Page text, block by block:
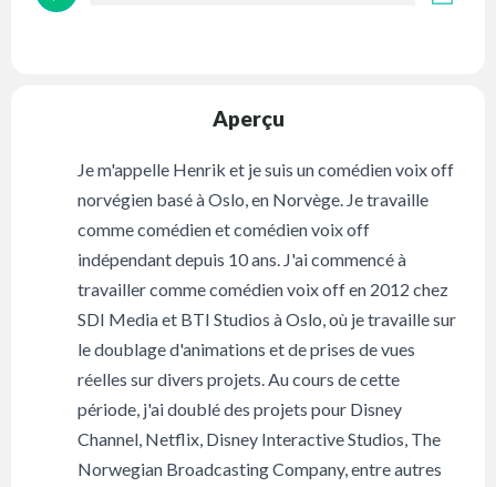
Aperçu
Je m'appelle Henrik et je suis un comédien voix off
norvégien basé à Oslo, en Norvège. Je travaille
comme comédien et comédien voix off
indépendant depuis 10 ans. J'ai commencé à
travailler comme comédien voix off en 2012 chez
SDI Media et BTI Studios à Oslo, où je travaille sur
le doublage d'animations et de prises de vues
réelles sur divers projets. Au cours de cette
période, j'ai doublé des projets pour Disney
Channel, Netflix, Disney Interactive Studios, The
Norwegian Broadcasting Company, entre autres